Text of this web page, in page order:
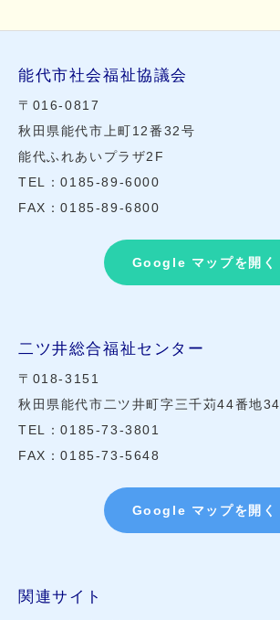
能代市社会福祉協議会
〒016-0817
秋田県能代市上町12番32号
能代ふれあいプラザ2F
TEL：0185-89-6000
FAX：0185-89-6800
Google マップを開く
二ツ井総合福祉センター
〒018-3151
秋田県能代市二ツ井町字三千苅44番地34
TEL：0185-73-3801
FAX：0185-73-5648
Google マップを開く
関連サイト